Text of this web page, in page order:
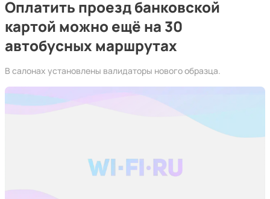
Оплатить проезд банковской
картой можно ещё на 30
автобусных маршрутах
В салонах установлены валидаторы нового образца.